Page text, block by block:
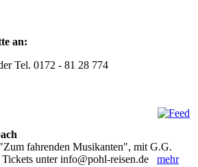
an:
Tel. 0172 - 81 28 774
fahrenden Musikanten", mit G.G.
unter info@pohl-reisen.de mehr